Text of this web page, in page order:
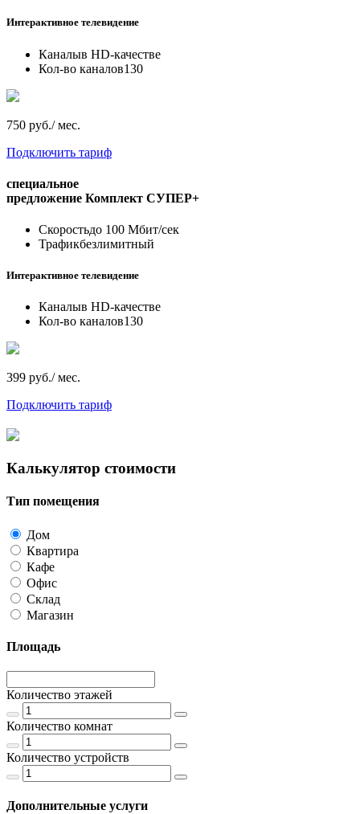
Интерактивное телевидение
Каналыв HD-качестве
Кол-во каналов130
750 руб./ мес.
Подключить тариф
специальное
предложение Комплект СУПЕР+
Скоростьдо 100 Мбит/сек
Трафикбезлимитный
Интерактивное телевидение
Каналыв HD-качестве
Кол-во каналов130
399 руб./ мес.
Подключить тариф
Калькулятор стоимости
Тип помещения
Дом
Квартира
Кафе
Офис
Склад
Магазин
Площадь
Количество этажей
Количество комнат
Количество устройств
Дополнительные услуги